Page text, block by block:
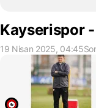
Kayserispor -
19 Nisan 2025, 04:45